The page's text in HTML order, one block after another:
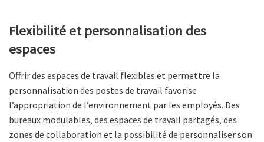
Flexibilité et personnalisation des
espaces
Offrir des espaces de travail flexibles et permettre la
personnalisation des postes de travail favorise
l’appropriation de l’environnement par les employés. Des
bureaux modulables, des espaces de travail partagés, des
zones de collaboration et la possibilité de personnaliser son